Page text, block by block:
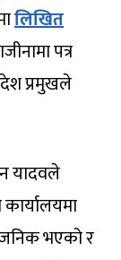
लिखित
पत्र
प्रमुखले
यादवले
भएको र